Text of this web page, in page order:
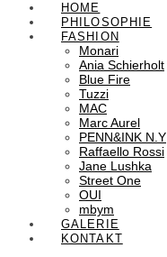
HOME
PHILOSOPHIE
FASHION
Monari
Ania Schierholt
Blue Fire
Tuzzi
MAC
Marc Aurel
PENN&INK N.Y
Raffaello Rossi
Jane Lushka
Street One
OUI
mbym
GALERIE
KONTAKT